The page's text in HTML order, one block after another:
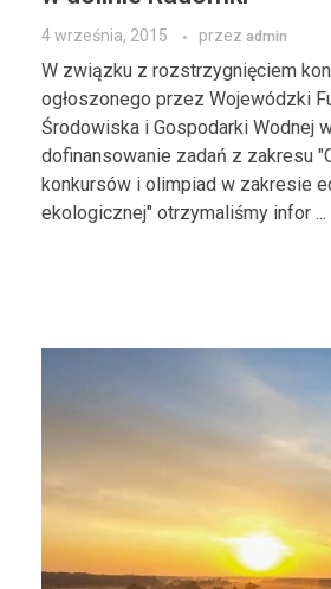
4 września, 2015 przez admin
W związku z rozstrzygnięciem
ogłoszonego przez Wojewódzki
Środowiska i Gospodarki Wodnej
dofinansowanie zadań z zakresu
konkursów i olimpiad w zakresie
ekologicznej" otrzymaliśmy infor ...